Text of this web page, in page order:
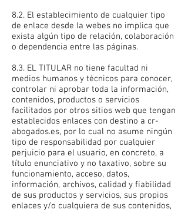
8.2. El establecimiento de cualquier tipo
de enlace desde la webes no implica que
exista algún tipo de relación, colaboración
o dependencia entre las páginas.
8.3. EL TITULAR no tiene facultad ni
medios humanos y técnicos para conocer,
controlar ni aprobar toda la información,
contenidos, productos o servicios
facilitados por otros sitios web que tengan
establecidos enlaces con destino a cr-
abogados.es, por lo cual no asume ningún
tipo de responsabilidad por cualquier
perjuicio para el usuario, en concreto, a
título enunciativo y no taxativo, sobre su
funcionamiento, acceso, datos,
información, archivos, calidad y fiabilidad
de sus productos y servicios, sus propios
enlaces y/o cualquiera de sus contenidos,